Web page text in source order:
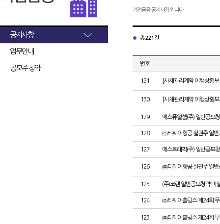
공지사항
업무안내
공모주 청약
기업금융 공지사항 입니다.
총 221건
번호
131 [사채관리계약 이행상황
130 [사채관리계약 이행상황
129 에스퓨얼셀(주) 일반공모
128 ㈜티웨이항공 실권주 일반
127 에스트래픽(주) 일반공모
126 ㈜티웨이항공 실권주 일반
125 (주)코렌 일반공모청약 미
124 ㈜티웨이홀딩스 제24회
123 ㈜티웨이홀딩스 제24회